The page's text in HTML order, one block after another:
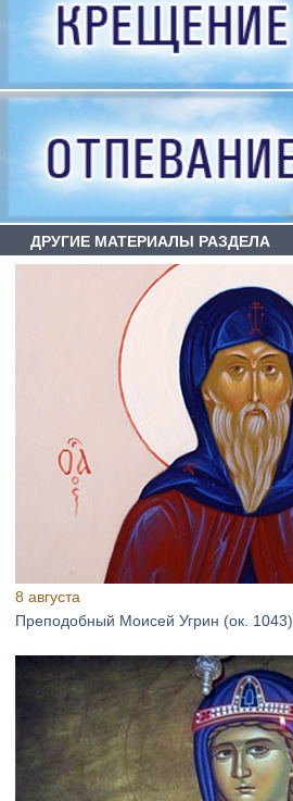
ДРУГИЕ МАТЕРИАЛЫ РАЗДЕЛА
8 августа
Преподобный Моисей Угрин (ок. 1043)